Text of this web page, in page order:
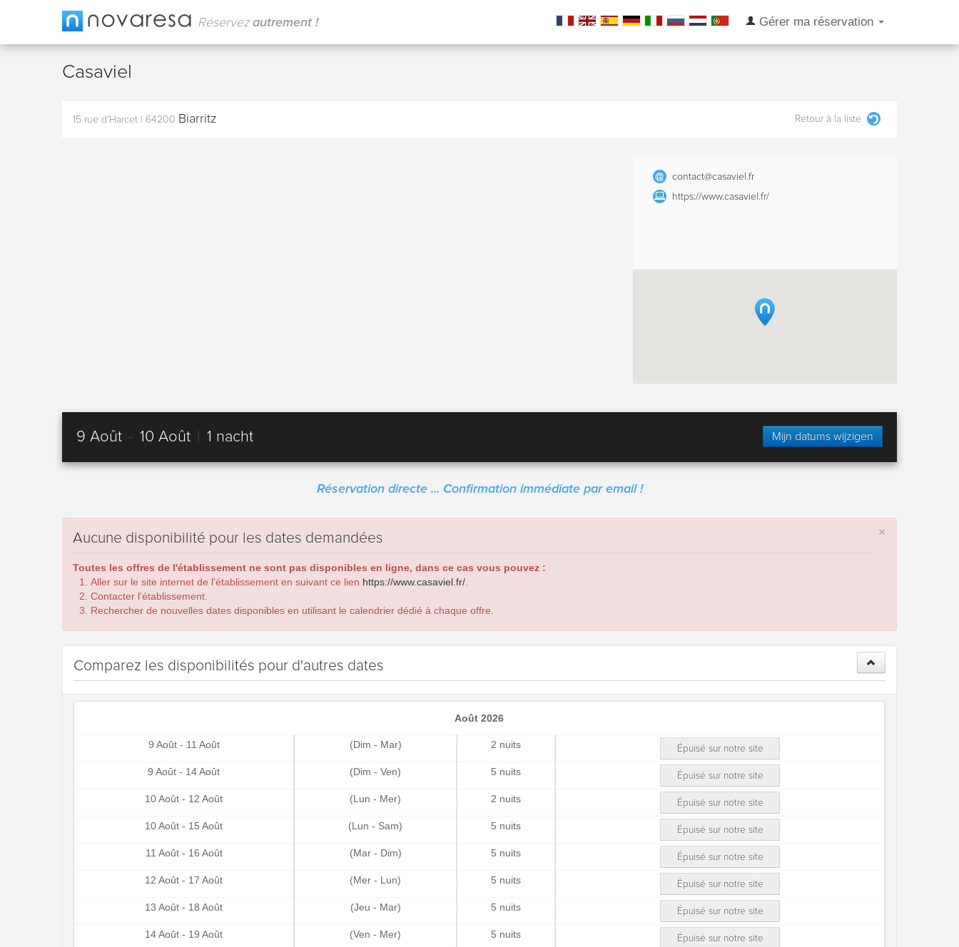
Réservezautrement ! Gérer ma réservation
Casaviel
15 rue d'Harcet 64200 Biarritz Retour à la liste
contact@casaviel.fr
https://www.casaviel.fr/
9 Août - 10 Août 1 nacht Mijn datums wijzigen
Réservation directe ... Confirmation immédiate par email !
×
Aucune disponibilité pour les dates demandées
Toutes les offres de l'établissement ne sont pas disponibles en ligne, dans ce cas vous pouvez :
Aller sur le site internet de l'établissement en suivant ce lien https://www.casaviel.fr/
Contacter l'établissement.
Rechercher de nouvelles dates disponibles en utilisant le calendrier dédié à chaque offre.
Comparez les disponibilités pour d'autres dates
Août 2026
9 Août - 11 Août (Dim - Mar) 2 nuits Épuisé sur notre site
9 Août - 14 Août (Dim - Ven) 5 nuits Épuisé sur notre site
10 Août - 12 Août (Lun - Mer) 2 nuits Épuisé sur notre site
10 Août - 15 Août (Lun - Sam) 5 nuits Épuisé sur notre site
11 Août - 16 Août (Mar - Dim) 5 nuits Épuisé sur notre site
12 Août - 17 Août (Mer - Lun) 5 nuits Épuisé sur notre site
13 Août - 18 Août (Jeu - Mar) 5 nuits Épuisé sur notre site
14 Août - 19 Août (Ven - Mer) 5 nuits Épuisé sur notre site